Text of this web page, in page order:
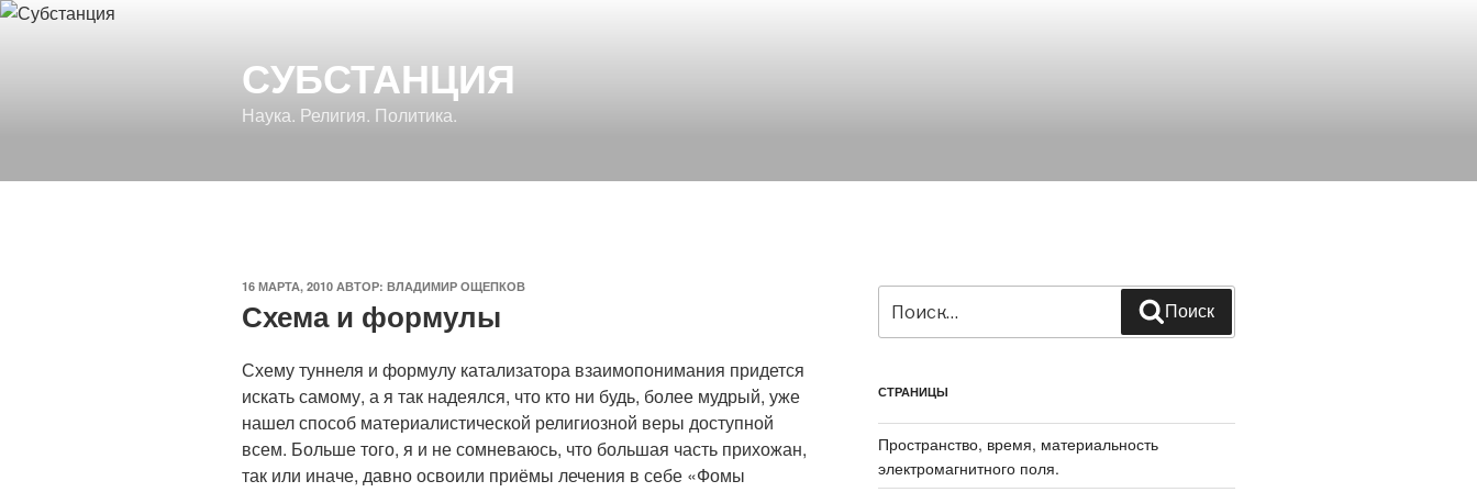
Перейти
СУБСТАНЦИЯ
Наука. Религия. Политика.
ОПУБЛИКОВАНО
16 МАРТА, 2010 АВТОР: ВЛАДИМИР ОЩЕПКОВ
Схема и формулы
Схему туннеля и формулу катализатора взаимопонимания придется
искать самому, а я так надеялся, что кто ни будь, более мудрый, уже
нашел способ материалистической религиозной веры доступной
всем. Больше того, я и не сомневаюсь, что большая часть прихожан,
так или иначе, давно освоили приёмы лечения в себе «Фомы
Поиск
СТРАНИЦЫ
Пространство, время, материальность
электромагнитного поля.